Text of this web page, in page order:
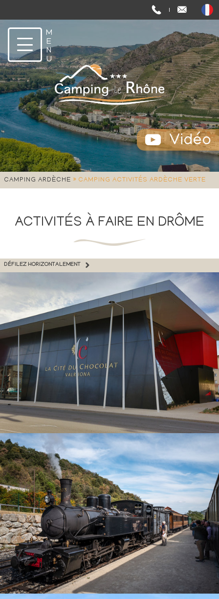
Vidéo
CAMPING ARDÈCHE » CAMPING ACTIVITÉS ARDÈCHE VERTE
ACTIVITÉS À FAIRE EN DRÔME
DÉFILEZ HORIZONTALEMENT